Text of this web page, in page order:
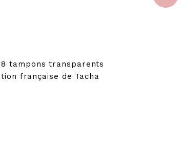
8 tampons transparents
française de Tacha